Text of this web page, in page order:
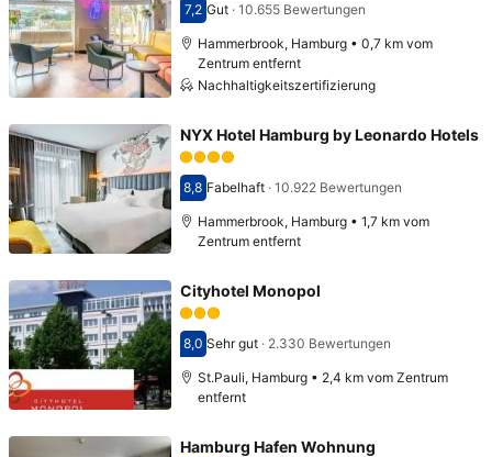
Bewertet mit 7,2
7,2 Gut· 10.655 Bewertungen
Hammerbrook, Hamburg • 0,7 km vom
Zentrum entfernt
Nachhaltigkeitszertifizierung
NYX Hotel Hamburg by Leonardo Hotels
Bewertet mit 8,8
8,8 Fabelhaft· 10.922 Bewertungen
Hammerbrook, Hamburg • 1,7 km vom
Zentrum entfernt
Cityhotel Monopol
Bewertet mit 8,0
8,0 Sehr gut· 2.330 Bewertungen
St.Pauli, Hamburg • 2,4 km vom Zentrum
entfernt
Hamburg Hafen Wohnung